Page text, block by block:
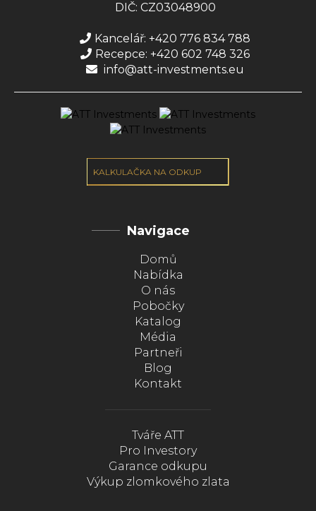
DIČ: CZ03048900
Kancelář: +420 776 834 788
Recepce: +420 602 748 326
info@att-investments.eu
KALKULAČKA NA ODKUP
Navigace
Domů
Nabídka
O nás
Pobočky
Katalog
Média
Partneři
Blog
Kontakt
Tváře ATT
Pro Investory
Garance odkupu
Výkup zlomkového zlata